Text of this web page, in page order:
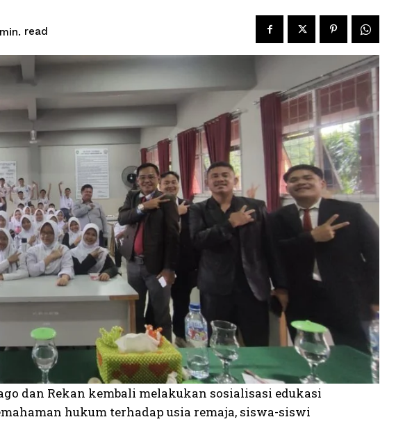
min. read
dan Rekan kembali melakukan sosialisasi edukasi
hukum terhadap usia remaja, siswa-siswi